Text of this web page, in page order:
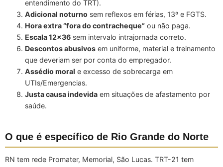
entendimento do TRT).
Adicional noturno sem reflexos em férias, 13º e FGTS.
Hora extra “fora do contracheque” ou não paga.
Escala 12×36 sem intervalo intrajornada correto.
Descontos abusivos em uniforme, material e treinamento
que deveriam ser por conta do empregador.
Assédio moral e excesso de sobrecarga em
UTIs/Emergencias.
Justa causa indevida em situações de afastamento por
saúde.
O que é específico de Rio Grande do Norte
RN tem rede Promater, Memorial, São Lucas. TRT-21 tem